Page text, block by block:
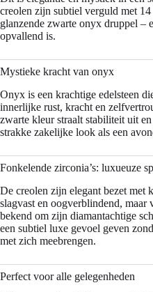
creolen zijn subtiel verguld met 14
glanzende zwarte onyx druppel –
opvallend is.
Mystieke kracht van onyx
Onyx is een krachtige edelsteen
innerlijke rust, kracht en
zwarte kleur straalt stabiliteit uit
strakke zakelijke look als een
Fonkelende zirconia’s: luxueuze
De creolen zijn elegant bezet met
slagvast en oogverblindend,
bekend om zijn diamantachtige
een subtiel luxe gevoel geven
met zich meebrengen.
Perfect voor alle gelegenheden